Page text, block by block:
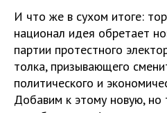
И что же в сухом итоге:
национал идея обретает
партии протестного
толка, призывающего
политического и
Добавим к этому новую, но